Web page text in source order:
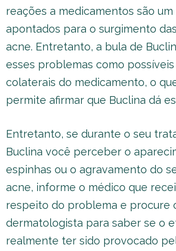
reações a medicamentos são
apontados para o surgimento
acne. Entretanto, a bula de
esses problemas como
colaterais do medicamento, o
permite afirmar que Buclina dá
Entretanto, se durante o seu
Buclina você perceber o
espinhas ou o agravamento do
acne, informe o médico que
respeito do problema e procure
dermatologista para saber se o
realmente ter sido provocado